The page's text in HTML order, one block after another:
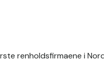
renholdsfirmaene i